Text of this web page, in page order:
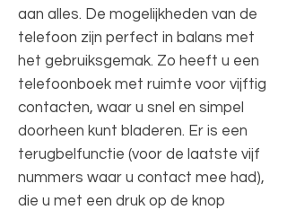
aan alles. De mogelijkheden van de
telefoon zijn perfect in balans met
het gebruiksgemak. Zo heeft u een
telefoonboek met ruimte voor vijftig
contacten, waar u snel en simpel
doorheen kunt bladeren. Er is een
terugbelfunctie (voor de laatste vijf
nummers waar u contact mee had),
die u met een druk op de knop